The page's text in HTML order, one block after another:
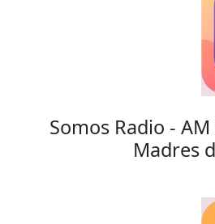
Somos Radio -
Madres